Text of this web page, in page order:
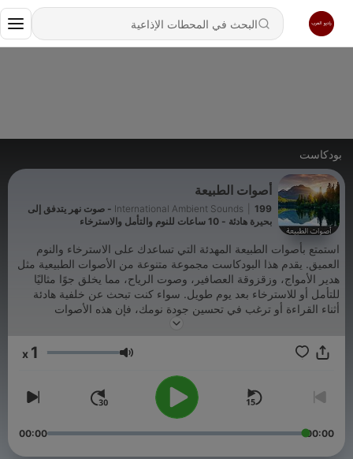
بودكاست
أصوات الطبيعة
International Ambient Sounds 199 - صوت نهر يتدفق إلى
بحيرة هادئة - 10 ساعات للنوم والتأمل والاسترخاء
استمتع بأصوات الطبيعة المهدئة التي تساعدك على الاسترخاء والنوم
العميق. يقدم هذا البودكاست مجموعة متنوعة من الأصوات الطبيعية مثل
هدير الأمواج، وزقزوقة العصافير، وصوت الرياح، مما يخلق جوًا مثاليًا
للتأمل أو للاسترخاء بعد يوم طويل. سواء كنت تبحث عن خلفية هادئة
أثناء القراءة أو ترغب في تحسين جودة نومك، فإن هذه الأصوات
ستساعدك على الوصول إلى حالة من الصفاء والراحة. انغمس في عالم
مستوى الصوت 1
00:00
00:00